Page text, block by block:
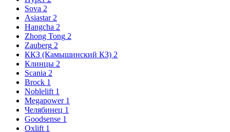
Sova 2
Asiastar 2
Hangcha 2
Zhong Tong 2
Zauberg 2
ККЗ (Камышинский КЗ) 2
Клинцы 2
Scania 2
Brock 1
Noblelift 1
Megapower 1
Челябинец 1
Goodsense 1
Oxlift 1